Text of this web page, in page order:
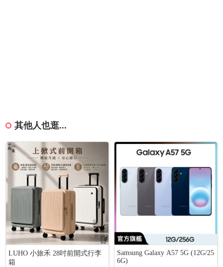
其他人也逛...
LUHO 小旅禾 28吋前開式行李
箱
Samsung Galaxy A57 5G (12G/25
6G)